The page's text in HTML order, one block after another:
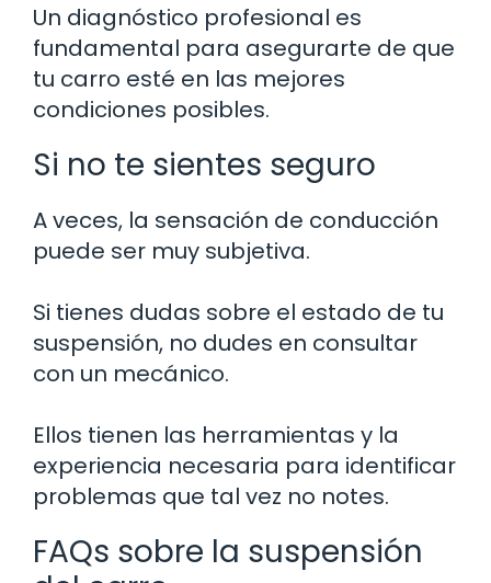
Un diagnóstico profesional es
fundamental para asegurarte de que
tu carro esté en las mejores
condiciones posibles.
Si no te sientes seguro
A veces, la sensación de conducción
puede ser muy subjetiva.
Si tienes dudas sobre el estado de tu
suspensión, no dudes en consultar
con un mecánico.
Ellos tienen las herramientas y la
experiencia necesaria para identificar
problemas que tal vez no notes.
FAQs sobre la suspensión